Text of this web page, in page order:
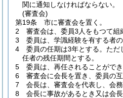
関に通知しなければならない。
(審査会)
第19条
市に審査会を置く。
2
審査会は、委員3人をもつて組
3
委員は、学識経験を有する者
4
委員の任期は3年とする。 ただ
任者の残任期間とする。
5
委員は、再任されることができ
6
審査会に会長を置き、委員の
7
会長は、審査会を代表し、会務
8
会長に事故があるとき又は会